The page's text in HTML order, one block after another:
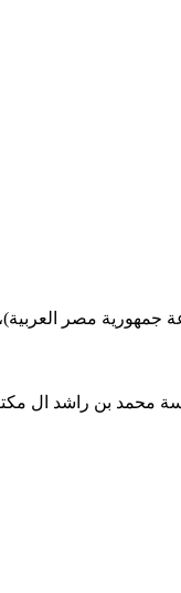
مصر العربية)،